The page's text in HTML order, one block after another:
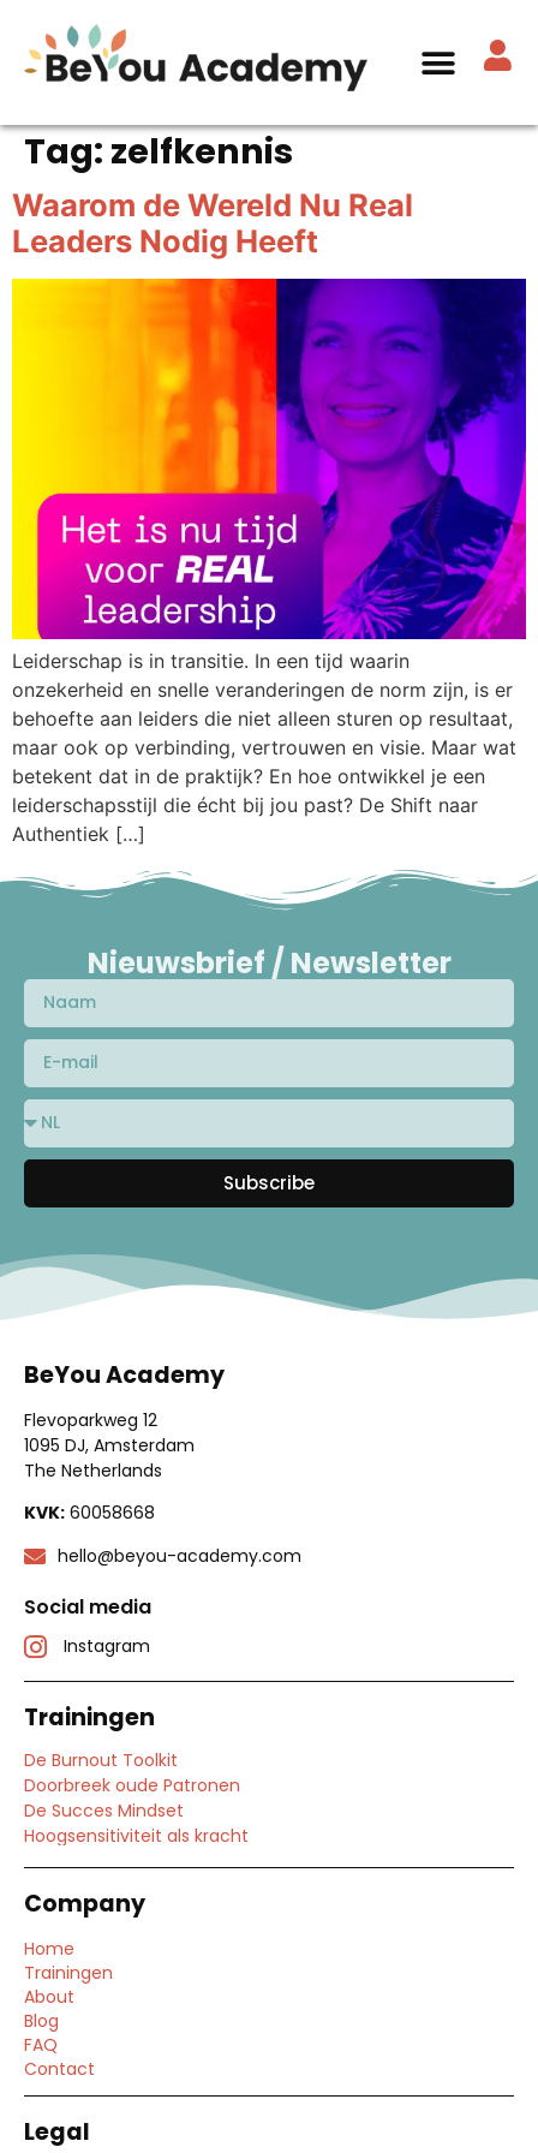
Tag: zelfkennis
Waarom de Wereld Nu Real
Leaders Nodig Heeft
Leiderschap is in transitie. In een tijd waarin
onzekerheid en snelle veranderingen de norm zijn, is er
behoefte aan leiders die niet alleen sturen op resultaat,
maar ook op verbinding, vertrouwen en visie. Maar wat
betekent dat in de praktijk? En hoe ontwikkel je een
leiderschapsstijl die écht bij jou past? De Shift naar
Authentiek […]
Nieuwsbrief / Newsletter
Subscribe
BeYou Academy
Flevoparkweg 12
1095 DJ, Amsterdam
The Netherlands
KVK: 60058668
hello@beyou-academy.com
Social media
Instagram
Trainingen
De Burnout Toolkit
Doorbreek oude Patronen
De Succes Mindset
Hoogsensitiviteit als kracht
Company
Home
Trainingen
About
Blog
FAQ
Contact
Legal